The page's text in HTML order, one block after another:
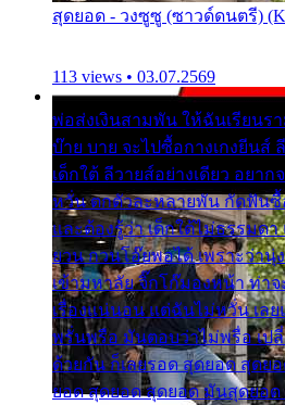
สุดยอด - วงซูซู (ซาวด์ดนตรี)
113 views • 03.07.2569
พ่อส่งเงินสามพัน ให้ฉันเรียน
บ๊าย บาย จะไปซื้อกางเกงยีนส์
เด็กใต้ ลีวายส์อย่างเดียว อยา
หวั่น ตกตัวละหลายพัน กัดฟันซื้
และต้องรู้ว่า เด็กใต้ไม่ธรรมดา
ยวน กวนโอ๊ยพอได้ เพราะว่านุ่
เข้ามหาลัย จิ๊กโก๊มองหน้า ท่า
เรื่องแน่นอน แต่ฉันไม่หวั่น เล
พรั่นพรือ มันตอบว่าไม่พรื่อ เปลี่
ด้วยกัน ก็เลยรอด สุดยอด สุดย
ยอด สุดยอด สุดยอด มันสุดยอ